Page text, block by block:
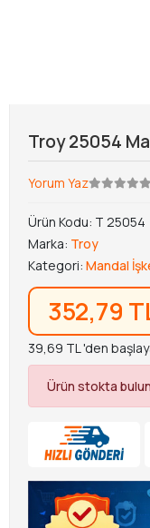
Troy 25054
Yorum Yaz
Ürün Kodu: T 25054
Marka: Troy
Kategori: Mandal
352,79
39,69 TL 'den
Ürün stokta